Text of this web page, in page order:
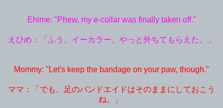
Ehime: "Phew, my e-collar was finally taken off."
えひめ：「ふう、イーカラー、やっと外ちてもらえた。」
Mommy: "Let's keep the bandage on your paw, though."
ママ：「でも、足のバンドエイドはそのままにしておこう
ね。」